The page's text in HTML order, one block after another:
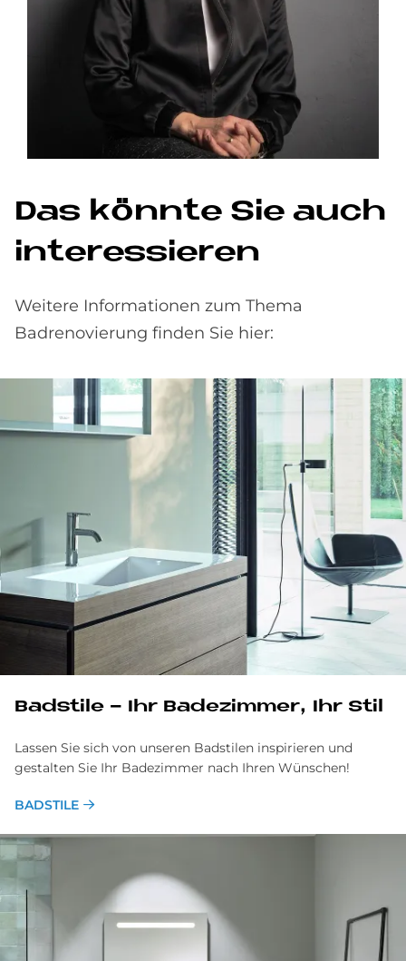
Das könnte Sie auch
interessieren
Weitere Informationen zum Thema
Badrenovierung finden Sie hier:
Badstile - Ihr Badezimmer, Ihr Stil
Lassen Sie sich von unseren Badstilen inspirieren und
gestalten Sie Ihr Badezimmer nach Ihren Wünschen!
BADSTILE